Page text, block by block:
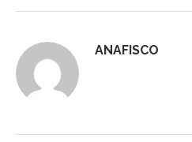
ANAFISCO